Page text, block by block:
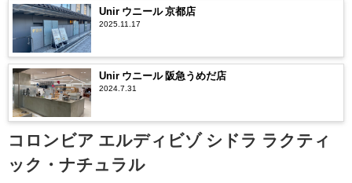
Unir ウニール 京都店
2025.11.17
Unir ウニール 阪急うめだ店
2024.7.31
コロンビア エルディビゾ シドラ ラクティ
ック・ナチュラル